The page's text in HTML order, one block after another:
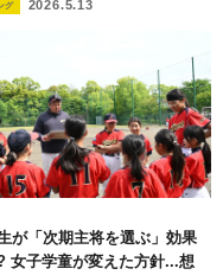
グ 2026.5.13
が「次期主将を選ぶ」効果
女子学童が変えた方針...想